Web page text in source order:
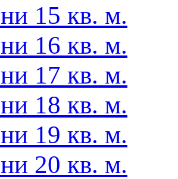
15 кв. м.
16 кв. м.
17 кв. м.
18 кв. м.
19 кв. м.
20 кв. м.